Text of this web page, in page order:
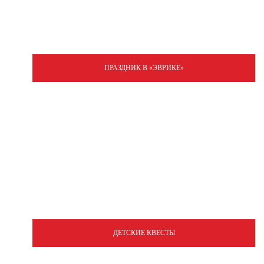
ПРАЗДНИК В «ЭВРИКЕ»
ДЕТСКИЕ КВЕСТЫ